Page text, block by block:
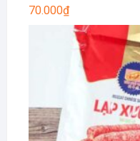
70.000₫